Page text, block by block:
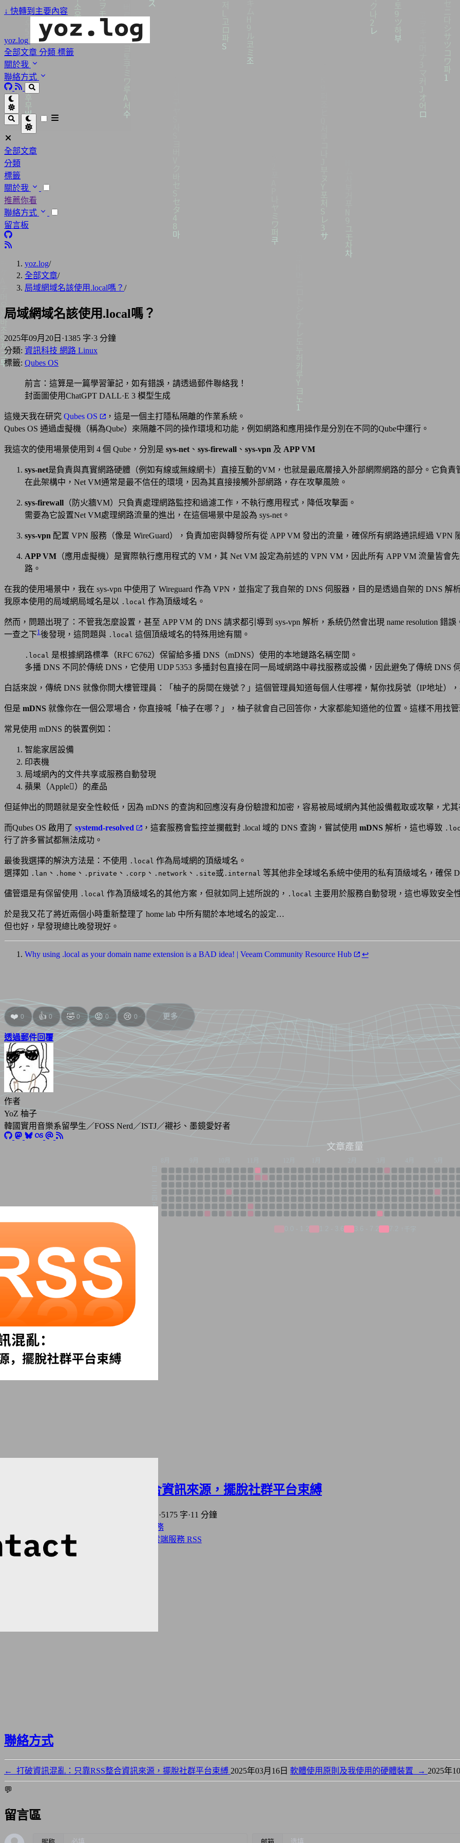
↓ 快轉到主要內容
yoz.log
全部文章 分類 標籤
關於我
聯絡方式
全部文章
分類
標籤
關於我
推薦你看
聯絡方式
留言板
yoz.log/
全部文章/
局域網域名該使用.local嗎？ /
局域網域名該使用.local嗎？
2025年09月20日 ·1385 字·3 分鐘
分類: 資訊科技 網路 Linux
標籤: Qubes OS
前言：這算是一篇學習筆記，如有錯誤，請透過郵件聯絡我！
封面圖使用ChatGPT DALL·E 3 模型生成
這幾天我在研究 Qubes OS
，這是一個主打隱私隔離的作業系統。
Qubes OS 通過虛擬機（稱為Qube）來隔離不同的操作環境和功能，例如網路和應用操作是分別在不同的Qube中運行。
我這次的使用場景使用到 4 個 Qube，分別是 sys-net、 sys-firewall 、 sys-vpn 及 APP VM
sys-net是負責與真實網路硬體（例如有線或無線網卡）直接互動的VM，也就是最底層接入外部網際網路的部分。它負責
在此架構中，Net VM通常是最不信任的環境，因為其直接接觸外部網路，存在攻擊風險。
sys-firewall （防火牆VM）只負責處理網路監控和過濾工作，不執行應用程式，降低攻擊面。
需要為它設置Net VM處理網路流量的進出，在這個場景中是設為 sys-net。
sys-vpn 配置 VPN 服務（像是 WireGuard），負責加密與轉發所有從 APP VM 發出的流量，確保所有網路通訊經過 VPN
APP VM （應用虛擬機）是實際執行應用程式的 VM，其 Net VM 設定為前述的 VPN VM，因此所有 APP VM 流量皆會
路。
在我的使用場景中，我在 sys-vpn 中使用了 Wireguard 作為 VPN，並指定了我自架的 DNS 伺服器，目的是透過自架的 DNS 解
我原本使用的局域網局域名是以 .local 作為頂級域名。
然而，問題出現了：不管我怎麼設置，甚至 APP VM 的 DNS 請求都引導到 sys-vpn 解析，系統仍然會出現 name resolution 錯誤
一查之下 1後發現，這問題與 .local 這個頂級域名的特殊用途有關。
.local 是根據網路標準（RFC 6762）保留給多播 DNS（mDNS）使用的本地鏈路名稱空間。
多播 DNS 不同於傳統 DNS，它使用 UDP 5353 多播封包直接在同一局域網路中尋找服務或設備，因此避免了傳統 DNS
白話來說，傳統 DNS 就像你問大樓管理員：「柚子的房間在幾號？」這個管理員知道每個人住哪裡，幫你找房號（IP地址）
但是 mDNS 就像你在一個公眾場合，你直接喊「柚子在哪？」，柚子就會自己回答你，大家都能知道他的位置。這樣不用找
常見使用 mDNS 的裝置例如：
智能家居設備
印表機
局域網內的文件共享或服務自動發現
蘋果（Apple）的產品
但延伸出的問題就是安全性較低，因為 mDNS 的查詢和回應沒有身份驗證和加密，容易被局域網內其他設備截取或攻擊，尤
而Qubes OS 啟用了 systemd-resolved ，這套服務會監控並攔截對 .local 域的 DNS 查詢，嘗試使用 mDNS解析，這也導致
行了許多嘗試都無法成功。
最後我選擇的解決方法是：不使用 .local 作為局域網的頂級域名。
選擇如 .lan 、 .home 、 .private 、 .corp 、 .network 、 .site或 .internal 等其他非全球域名系統中使用的私有頂級域名，確保
儘管還是有保留使用 .local 作為頂級域名的其他方案，但就如同上述所說的， .local 主要用於服務自動發現，這也導致安全
於是我又花了將近兩個小時重新整理了 home lab 中所有關於本地域名的設定…
但也好，早發現總比晚發現好。
Why using .local as your domain name extension is a BAD idea! | Veeam Community Resource Hub ↩︎
❤️ 0 👍 0 🤣 0 😡 0 😢 0 更多
透過郵件回覆
作者
YoZ 柚子
韓國實用音樂系留學生／FOSS Nerd／ISTJ／襯衫、墨鏡愛好者
文章產量
五
3.6 - 7.2 7.2 ↑
相關文章
打破資訊混亂：只靠RSS整合資訊來源，擺脫社群平台束縛
·5175 字·11 分鐘
軟體與服務
標籤: 自由及開放原始碼 雲端服務 RSS
聯絡方式
← 打破資訊混亂：只靠RSS整合資訊來源，擺脫社群平台束縛 2025年03月16日 軟體使用原則及我使用的硬體裝置 → 2025年
💬
留言區